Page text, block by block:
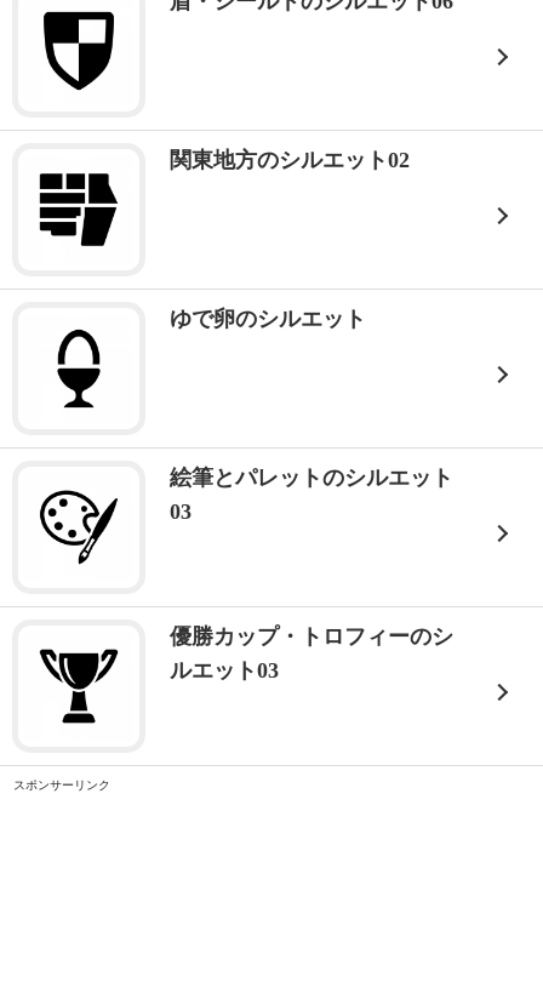
関東地方のシルエット02
ゆで卵のシルエット
絵筆とパレットのシルエット
03
優勝カップ・トロフィーのシ
ルエット03
スポンサーリンク